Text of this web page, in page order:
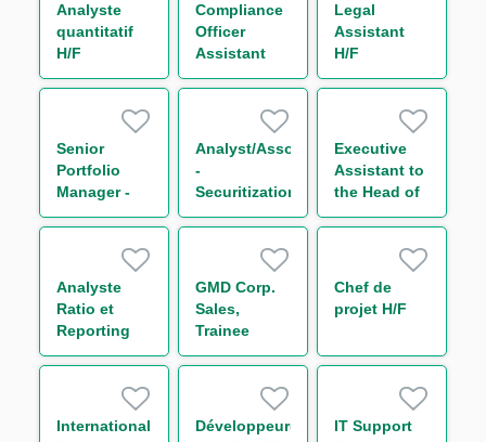
Analyste
quantitatif
H/F
Compliance
Officer
Assistant
H/F
Legal
Assistant
H/F
Senior
Portfolio
Manager -
Securitization
Analyst/Associate
-
Securitization
Executive
Assistant to
the Head of
CMF
Analyste
Ratio et
Reporting
Prudentiel -
(CRR3/Bâle
GMD Corp.
Sales,
Trainee
Chef de
projet H/F
International
Développeur(euse)IT Support